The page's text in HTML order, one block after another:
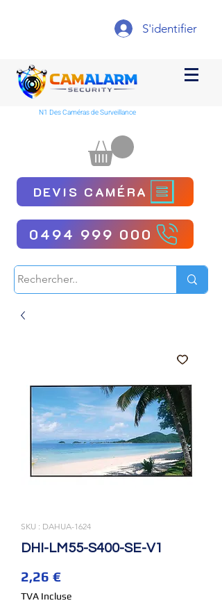
S'identifier
N1 Des Caméras de Surveillance
DEVIS CAMÉRA
0494 999 000
SKU : DAHUA-1624
DHI-LM55-S400-SE-V1
2,26 €Prix
TVA Incluse